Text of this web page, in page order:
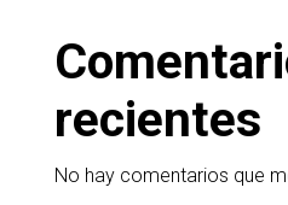
recientes
No hay comentarios que